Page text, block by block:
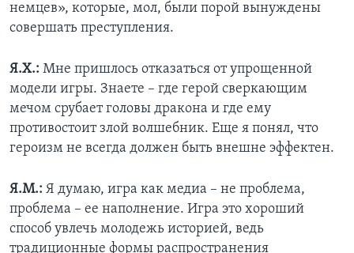
немцев», которые, мол, были порой вынуждены
совершать преступления.
Я.Х.: Мне пришлось отказаться от упрощенной
модели игры. Знаете – где герой сверкающим
мечом срубает головы дракона и где ему
противостоит злой волшебник. Еще я понял, что
героизм не всегда должен быть внешне эффектен.
Я.М.: Я думаю, игра как медиа – не проблема,
проблема – ее наполнение. Игра это хороший
способ увлечь молодежь историей, ведь
традиционные формы распространения